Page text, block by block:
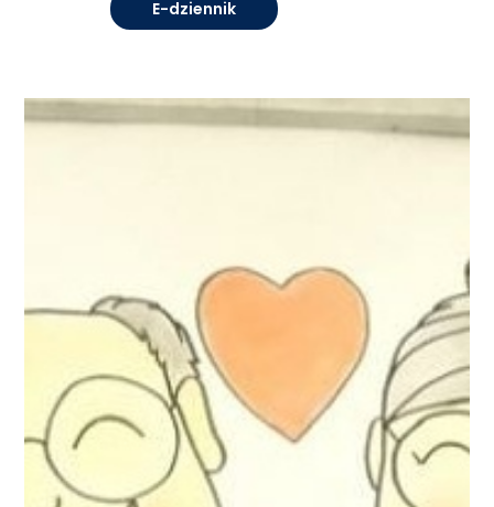
E-dziennik